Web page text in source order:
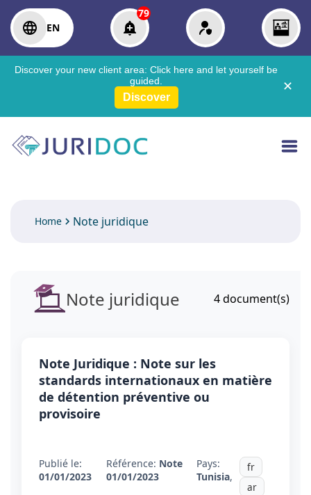
EN
79
Discover your new client area: Click here and let yourself be
guided.
Discover
✕
Home Note juridique
Note juridique 4document(s)
Note Juridique : Note sur les
standards internationaux en matière
de détention préventive ou
provisoire
Publié le:
01/01/2023
Référence: Note
01/01/2023
Pays:
Tunisia,
fr
ar